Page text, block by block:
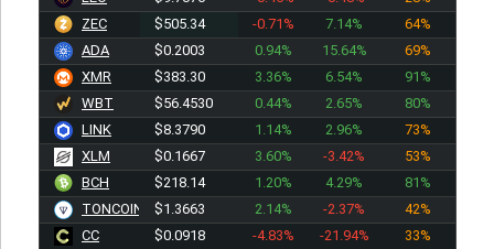
ZEC
$505.34 -0.71% 7.14%
64%
ADA
$0.2003 0.94% 15.64%
69%
XMR
$383.30 3.36% 6.54%
91%
WBT
$56.4530 0.44% 2.65%
80%
LINK
$8.3770 1.14% 2.96%
73%
XLM
$0.1667 3.60% -3.42%
53%
BCH
$218.14 1.20% 4.29%
81%
TONCOIN
$1.3663 2.14% -2.37%
42%
CC
$0.0918 -4.83% -21.94%
33%